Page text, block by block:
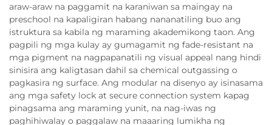
araw-araw na paggamit na karaniwan sa maingay na
preschool na kapaligiran habang nananatiling buo ang
istruktura sa kabila ng maraming akademikong taon. Ang
pagpili ng mga kulay ay gumagamit ng fade-resistant na
mga pigment na nagpapanatili ng visual appeal nang hindi
sinisira ang kaligtasan dahil sa chemical outgassing o
pagkasira ng surface. Ang modular na disenyo ay isinasama
ang mga safety lock at secure connection system kapag
pinagsama ang maraming yunit, na nag-iwas ng
paghihiwalay o paggalaw na maaaring lumikha ng